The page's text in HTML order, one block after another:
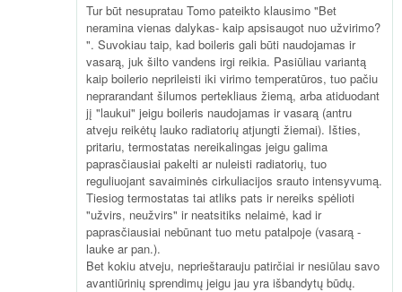
Tur būt nesupratau Tomo pateikto klausimo "Bet
neramina vienas dalykas- kaip apsisaugot nuo užvirimo?
". Suvokiau taip, kad boileris gali būti naudojamas ir
vasarą, juk šilto vandens irgi reikia. Pasiūliau variantą
kaip boilerio neprileisti iki virimo temperatūros, tuo pačiu
neprarandant šilumos pertekliaus žiemą, arba atiduodant
jį "laukui" jeigu boileris naudojamas ir vasarą (antru
atveju reikėtų lauko radiatorių atjungti žiemai). Išties,
pritariu, termostatas nereikalingas jeigu galima
paprasčiausiai pakelti ar nuleisti radiatorių, tuo
reguliuojant savaiminės cirkuliacijos srauto intensyvumą.
Tiesiog termostatas tai atliks pats ir nereiks spėlioti
"užvirs, neužvirs" ir neatsitiks nelaimė, kad ir
paprasčiausiai nebūnant tuo metu patalpoje (vasarą -
lauke ar pan.).
Bet kokiu atveju, neprieštarauju patirčiai ir nesiūlau savo
avantiūrinių sprendimų jeigu jau yra išbandytų būdų.